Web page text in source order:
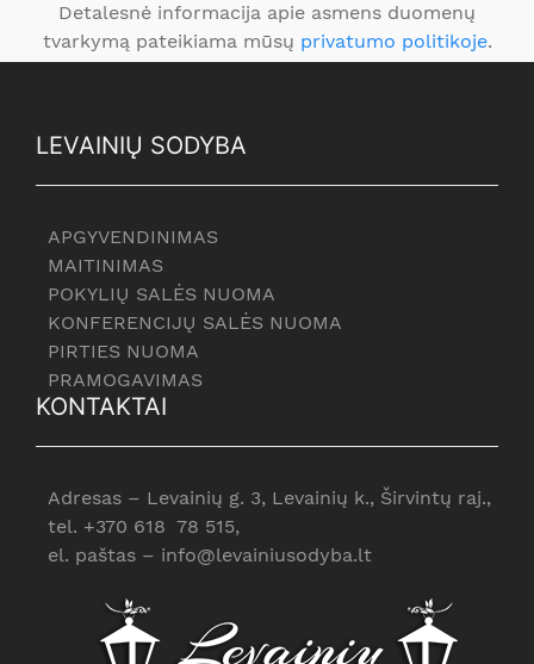
Detalesnė informacija apie asmens duomenų
tvarkymą pateikiama mūsų privatumo politikoje.
LEVAINIŲ SODYBA
APGYVENDINIMAS
MAITINIMAS
POKYLIŲ SALĖS NUOMA
KONFERENCIJŲ SALĖS NUOMA
PIRTIES NUOMA
PRAMOGAVIMAS
KONTAKTAI
Adresas – Levainių g. 3, Levainių k., Širvintų raj.,
tel. +370 618 78 515,
el. paštas – info@levainiusodyba.lt